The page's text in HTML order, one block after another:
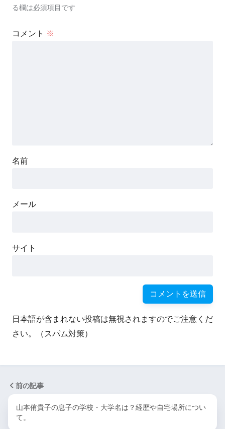
る欄は必須項目です
コメント ※
名前
メール
サイト
日本語が含まれない投稿は無視されますのでご注意くだ
さい。（スパム対策）
前の記事
山本侑貴子の息子の学校・大学名は？経歴や自宅場所につい
て。